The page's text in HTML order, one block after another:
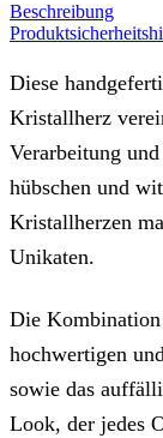
Beschreibung
Diese
Kristallherz
Verarbeitung
hübschen und
Kristallherzen
Unikaten.
Die Kombination
hochwertigen
sowie das
Look, der jedes